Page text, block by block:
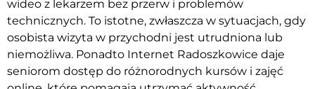
wideo z lekarzem bez przerw i problemów
technicznych. To istotne, zwłaszcza w sytuacjach, gdy
osobista wizyta w przychodni jest utrudniona lub
niemożliwa. Ponadto Internet Radoszkowice daje
seniorom dostęp do różnorodnych kursów i zajęć